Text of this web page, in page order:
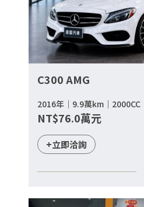
C300 AMG
2016年｜9.9萬km｜2000CC
NT$76.0萬元
+立即洽詢